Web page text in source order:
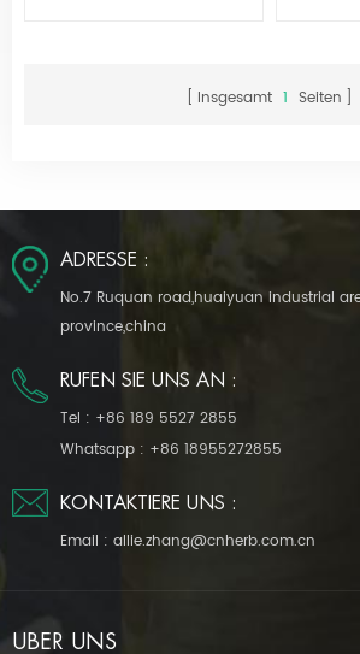
Insgesamt 1 Seiten
ADRESSE :
No.7 Ruquan road,huaiyuan industrial
province,china
RUFEN SIE UNS AN :
Tel : +86 189 5527 2855
Whatsapp : +86 18955272855
KONTAKTIERE UNS :
Email : allie.zhang@cnherb.com.cn
ÜBER UNS